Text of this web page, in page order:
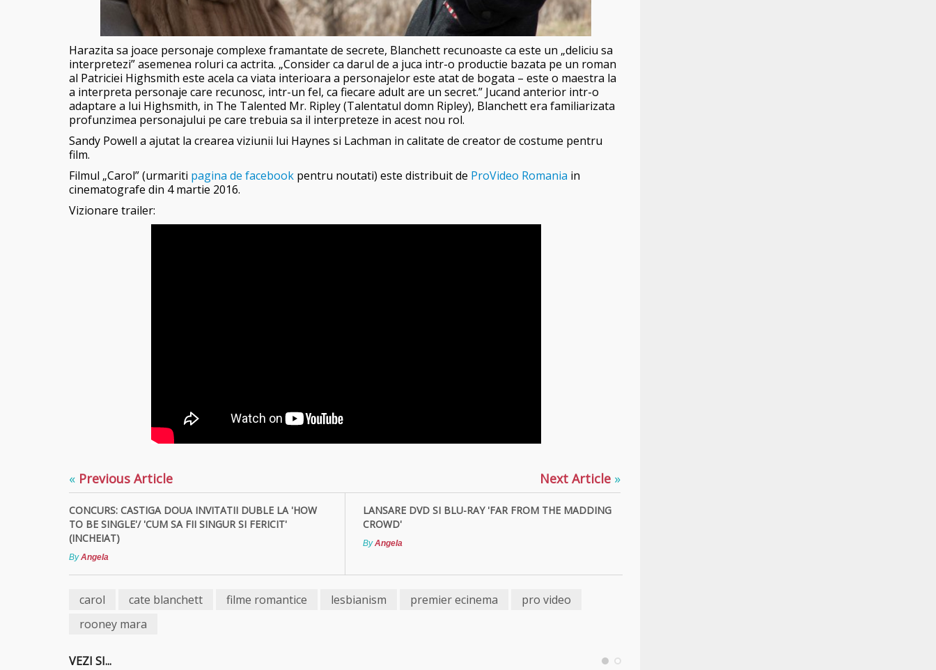
Harazita sa joace personaje complexe framantate de secrete, Blanchett recunoaste ca este un „deliciu sa
interpretezi” asemenea roluri ca actrita. „Consider ca darul de a juca intr-o productie bazata pe un roman
al Patriciei Highsmith este acela ca viata interioara a personajelor este atat de bogata – este o maestra la
a interpreta personaje care recunosc, intr-un fel, ca fiecare adult are un secret.” Jucand anterior intr-o
adaptare a lui Highsmith, in The Talented Mr. Ripley (Talentatul domn Ripley), Blanchett era familiarizata
profunzimea personajului pe care trebuia sa il interpreteze in acest nou rol.
Sandy Powell a ajutat la crearea viziunii lui Haynes si Lachman in calitate de creator de costume pentru
film.
Filmul „Carol” (urmariti pagina de facebook pentru noutati) este distribuit de ProVideo Romania in
cinematografe din 4 martie 2016.
Vizionare trailer:
« Previous Article
CONCURS: CASTIGA DOUA INVITATII DUBLE LA 'HOW
TO BE SINGLE'/ 'CUM SA FII SINGUR SI FERICIT'
(INCHEIAT)
ByAngela
Next Article »
LANSARE DVD SI BLU-RAY 'FAR FROM THE MADDING
CROWD'
ByAngela
carol cate blanchett filme romantice lesbianism premier ecinema
pro video
rooney mara
VEZI SI...